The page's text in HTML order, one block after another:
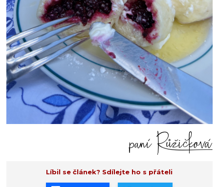
Líbil se článek? Sdílejte ho s přáteli